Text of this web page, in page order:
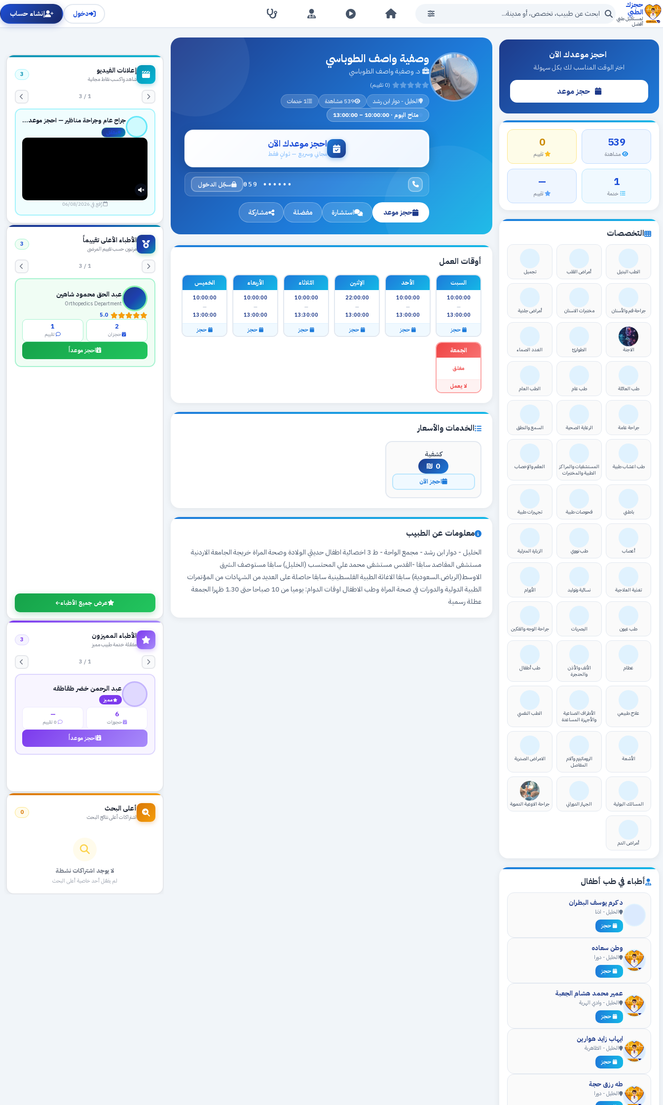
حجزك
الطبي
لمستقبل طبي
أفضل
دخول إنشاء حساب
احجز موعدك الآن
اختر الوقت المناسب لك بكل سهولة
حجز موعد
539
مشاهدة
0
تقييم
1
خدمة
—
تقييم
التخصصات
الطب البديل أمراض القلب تجميل
جراحة فم والأسنان مختبرات الاسنان أمراض جلدية
الاجنة الطوارئ الغدد الصماء
طب العائلة طب عام الطب العام
جراحة عامة الرعاية الصحية السمع والنطق
طب اعشاب طبية
المستشفيات والمراكز
الطبية والمختبرات
العقم والإخصاب
باطني فحوصات طبية تجهيزات طبية
أعصاب طب نووي الزيارة المنزلية
تغذية العلاجية نسائية وتوليد الأورام
طب عيون البصريات جراحة الوجه والفكين
عظام
الأنف والأذن
والحنجرة
طب أطفال
علاج طبيعي
الأطراف الصناعية
والأجهزة المساعدة
الطب النفسي
الأشعة
الروماتيزم وآلام
المفاصل
الامراض الصدرية
المسالك البولية الجهاز الدوراني جراحة الاوعية الدموية
أمراض الدم
أطباء في طب أطفال
د كرم يوسف البطران
الخليل - اذنا
حجز
وطن سعاده
الخليل - دورا
حجز
عمير محمد هشام الجعبة
الخليل - وادي الهرية
حجز
ايهاب زايد هوارين
الخليل - الظاهرية
حجز
طه رزق حجة
الخليل - دورا
وصفية واصف الطوباسي
د. وصفية واصف الطوباسي
(0 تقييم)
الخليل - دوار ابن رشد
539 مشاهدة
1 خدمات
متاح اليوم · 10:00:00 – 13:00:00
احجز موعدك الآن
مجاني وسريع — ثوانٍ فقط
059 •••••• سجّل الدخول
حجز موعد استشارة مفضلة مشاركة
أوقات العمل
السبت
10:00:00
—
13:00:00
حجز
الأحد
10:00:00
—
13:00:00
حجز
الإثنين
22:00:00
—
13:00:00
حجز
الثلاثاء
10:00:00
—
13:30:00
حجز
الأربعاء
10:00:00
—
13:00:00
حجز
الخميس
10:00:00
—
13:00:00
حجز
الجمعة
مغلق
لا يعمل
الخدمات والأسعار
كشفية
0 ₪
احجز الآن
معلومات عن الطبيب
الخليل - دوار ابن رشد - مجمع الواحة - ط 3 اخصائية اطفال حديثي الولادة وصحة المراة خريجة الجامعة الاردنية
مستشفى المقاصد سابقا -القدس مستشفى محمد علي المحتسب (الخليل) سابقا مستوصف الشرق
الاوسط(الرياض.السعودية) سابقا الاغاثة الطبية الفلسطينية سابقا حاصلة على العديد من الشهادات من المؤتمرات
الطبية الدولية والدورات في صحة المراة وطب الاطفال اوقات الدوام: يوميا من 10 صباحا حتى 1.30 ظهرا الجمعة
عطلة رسمية
إعلانات الفيديو
شاهد واكسب نقاط مجانية
3
1 / 3
جراح عام وجراحة مناظير — احجز موعدك بثقة عبر حجزك الطبي
مفعّل
رُفع في 06/08/2026
الأطباء الأعلى تقييماً
مرتبون حسب تقييم المرضى
3
1 / 3
عبد الحق محمود شاهين
Orthopedics Department
5.0
2
حجزان
1
تقييم
احجز موعداً
عرض جميع الأطباء
الأطباء المميزون
مفعّلة خدمة طبيب مميز
3
1 / 3
عبد الرحمن خضر طقاطقه
مميز
6
حجوزات
—
احجز موعداً
أعلى البحث
اشتراكات أعلى نتائج البحث
0
لا يوجد اشتراكات نشطة
لم يفعّل أحد خاصية أعلى البحث